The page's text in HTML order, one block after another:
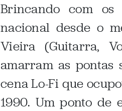
Brincando com
nacional desde o
Vieira (Guitarra,
amarram as
cena Lo-Fi que
1990. Um ponto de